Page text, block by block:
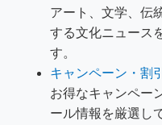
アート、文学、伝
する文化ニュース
す。
キャンペーン・割
お得なキャンペー
ール情報を厳選し